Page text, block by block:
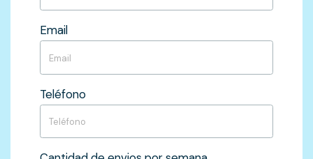
Email
Teléfono